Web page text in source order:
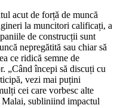
acut de forță de muncă
la muncitori calificați, a
de construcții sunt
nepregătită sau chiar să
ce ridică semne de
„Când începi să discuți cu
vezi mai puțini
cei care vorbesc alte
subliniind impactul